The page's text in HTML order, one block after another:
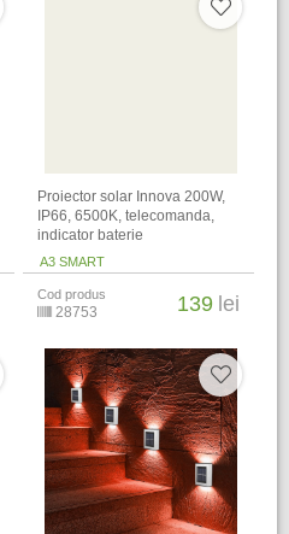
Proiector solar Innova 200W,
IP66, 6500K, telecomanda,
indicator baterie
A3 SMART
Cod produs
28753 139 lei